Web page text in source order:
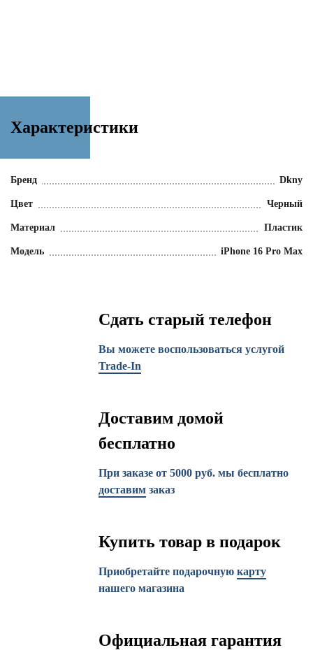
Характеристики
Бренд Dkny
Цвет Черный
Материал Пластик
Модель iPhone 16 Pro Max
Сдать старый телефон
Вы можете воспользоваться услугой
Trade-In
Доставим домой
бесплатно
При заказе от 5000 руб. мы бесплатно
доставим заказ
Купить товар в подарок
Приобретайте подарочную карту
нашего магазина
Официальная гарантия